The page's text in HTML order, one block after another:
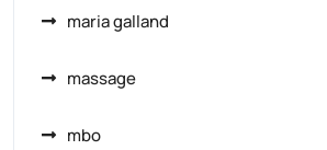
maria galland
massage
mbo